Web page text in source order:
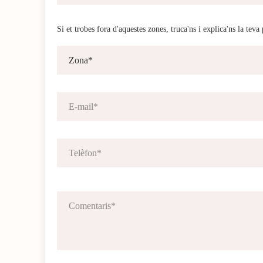
Si et trobes fora d'aquestes zones, truca'ns i explica'ns la teva